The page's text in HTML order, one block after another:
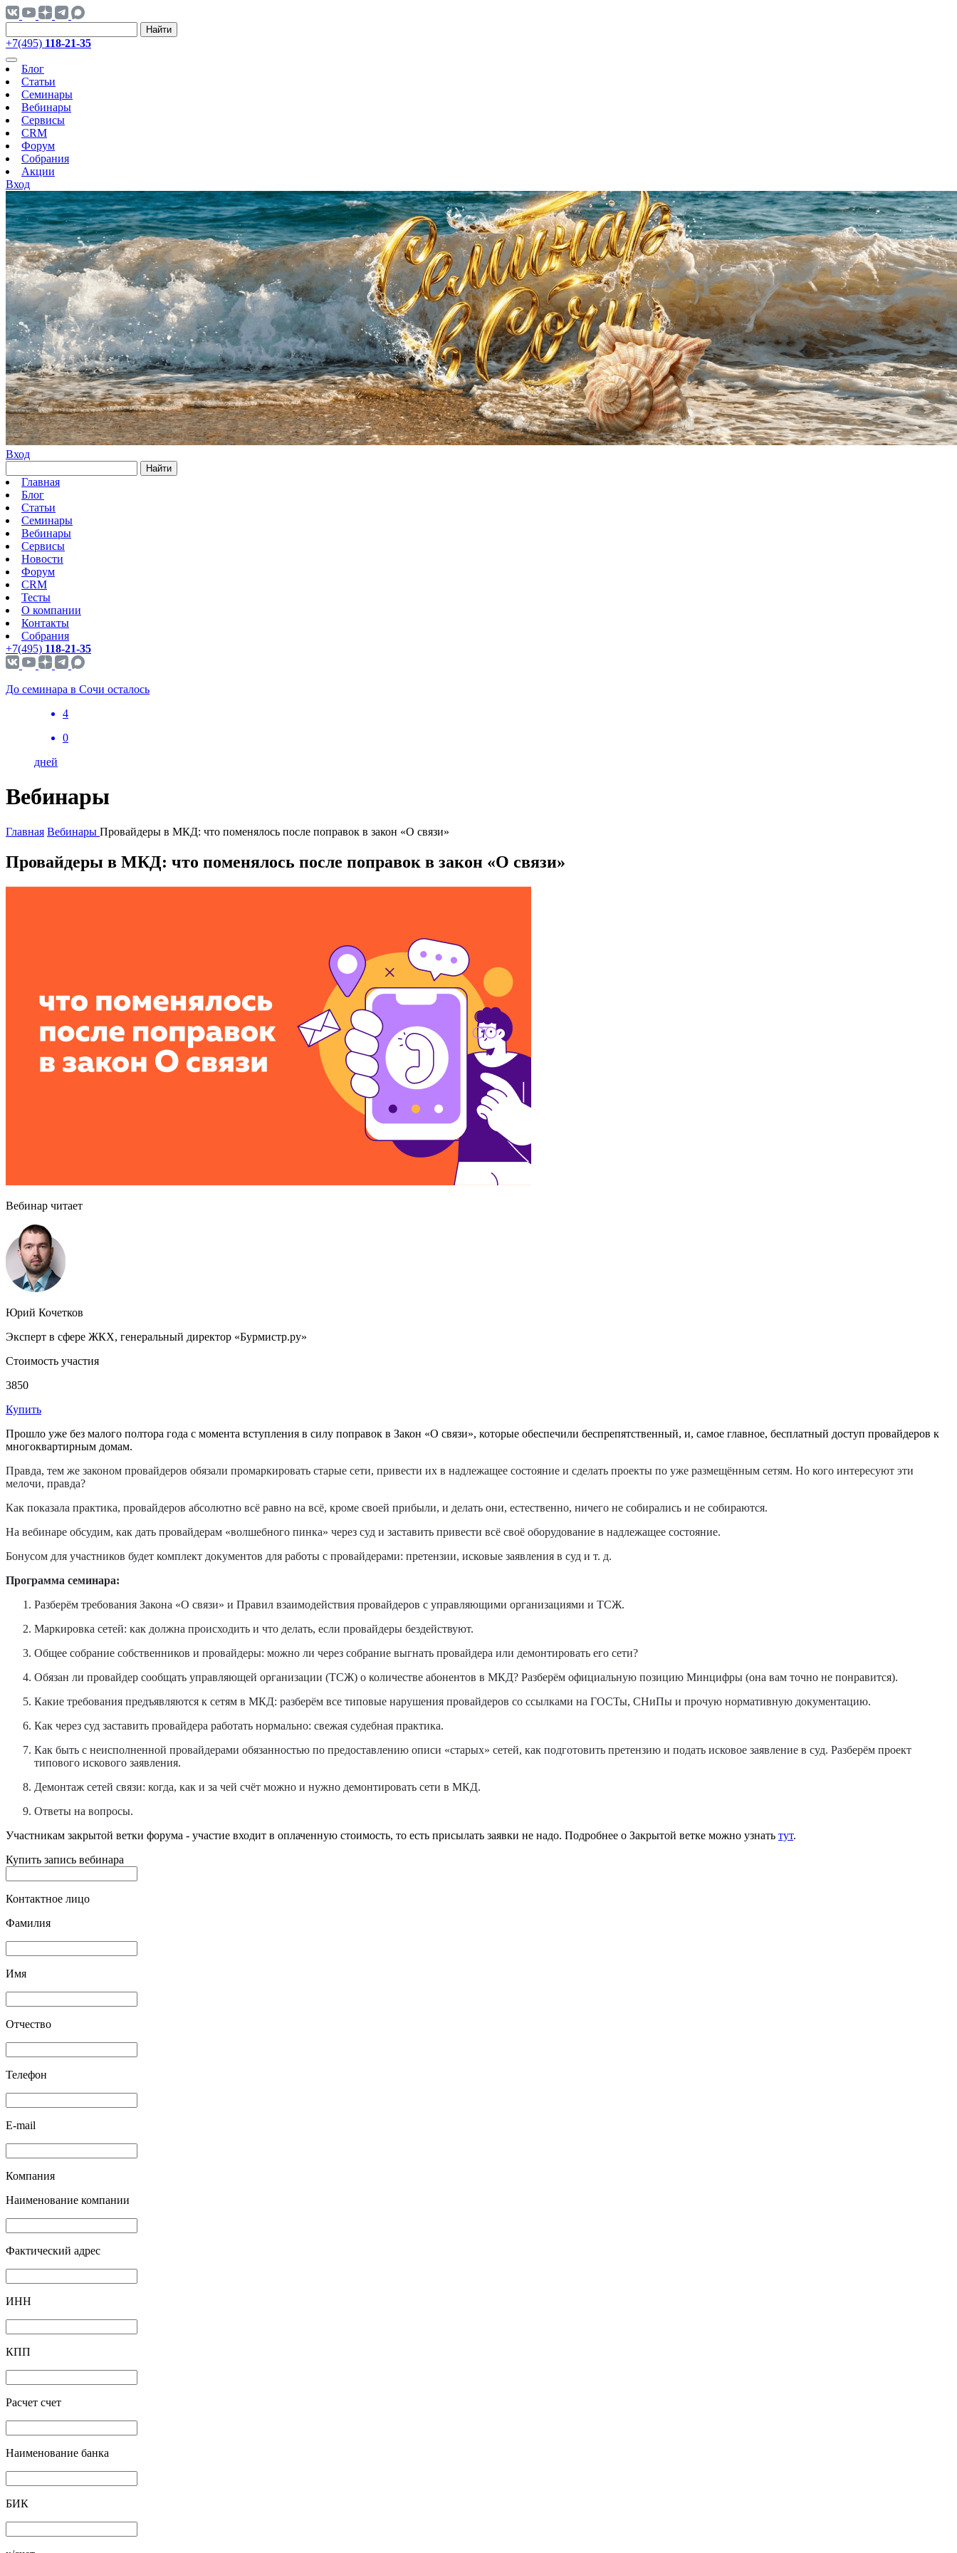
Найти
+7(495) 118-21-35
Блог
Статьи
Семинары
Вебинары
Сервисы
CRM
Форум
Собрания
Акции
Вход
Вход
Найти
Главная
Блог
Статьи
Семинары
Вебинары
Сервисы
Новости
Форум
CRM
Тесты
О компании
Контакты
Собрания
+7(495) 118-21-35
До семинара в Сочи осталось
4
0
дней
Вебинары
Главная Вебинары Провайдеры в МКД: что поменялось после поправок в закон «О связи»
Провайдеры в МКД: что поменялось после поправок в закон «О связи»
Вебинар читает
Юрий Кочетков
Эксперт в сфере ЖКХ, генеральный директор «Бурмистр.ру»
Стоимость участия
3850
Купить
Прошло уже без малого полтора года с момента вступления в силу поправок в Закон «О связи», которые обеспечили беспрепятственный, и, самое главное, бесплатный доступ провайдеров к
многоквартирным домам.
Правда, тем же законом провайдеров обязали промаркировать старые сети, привести их в надлежащее состояние и сделать проекты по уже размещённым сетям. Но кого интересуют эти
мелочи, правда?
Как показала практика, провайдеров абсолютно всё равно на всё, кроме своей прибыли, и делать они, естественно, ничего не собирались и не собираются.
На вебинаре обсудим, как дать провайдерам «волшебного пинка» через суд и заставить привести всё своё оборудование в надлежащее состояние.
Бонусом для участников будет комплект документов для работы с провайдерами: претензии, исковые заявления в суд и т. д.
Программа семинара:
Разберём требования Закона «О связи» и Правил взаимодействия провайдеров с управляющими организациями и ТСЖ.
Маркировка сетей: как должна происходить и что делать, если провайдеры бездействуют.
Общее собрание собственников и провайдеры: можно ли через собрание выгнать провайдера или демонтировать его сети?
Обязан ли провайдер сообщать управляющей организации (ТСЖ) о количестве абонентов в МКД? Разберём официальную позицию Минцифры (она вам точно не понравится).
Какие требования предъявляются к сетям в МКД: разберём все типовые нарушения провайдеров со ссылками на ГОСТы, СНиПы и прочую нормативную документацию.
Как через суд заставить провайдера работать нормально: свежая судебная практика.
Как быть с неисполненной провайдерами обязанностью по предоставлению описи «старых» сетей, как подготовить претензию и подать исковое заявление в суд. Разберём проект
типового искового заявления.
Демонтаж сетей связи: когда, как и за чей счёт можно и нужно демонтировать сети в МКД.
Ответы на вопросы.
Участникам закрытой ветки форума - участие входит в оплаченную стоимость, то есть присылать заявки не надо. Подробнее о Закрытой ветке можно узнать тут.
Купить запись вебинара
Контактное лицо
Фамилия
Имя
Отчество
Телефон
E-mail
Компания
Наименование компании
Фактический адрес
ИНН
КПП
Расчет счет
Наименование банка
БИК